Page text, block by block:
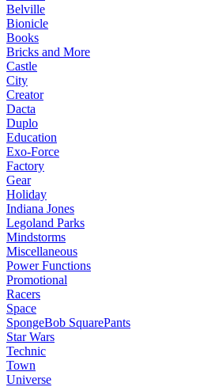
Belville
Bionicle
Books
Bricks and More
Castle
City
Creator
Dacta
Duplo
Education
Exo-Force
Factory
Gear
Holiday
Indiana Jones
Legoland Parks
Mindstorms
Miscellaneous
Power Functions
Promotional
Racers
Space
SpongeBob SquarePants
Star Wars
Technic
Town
Universe